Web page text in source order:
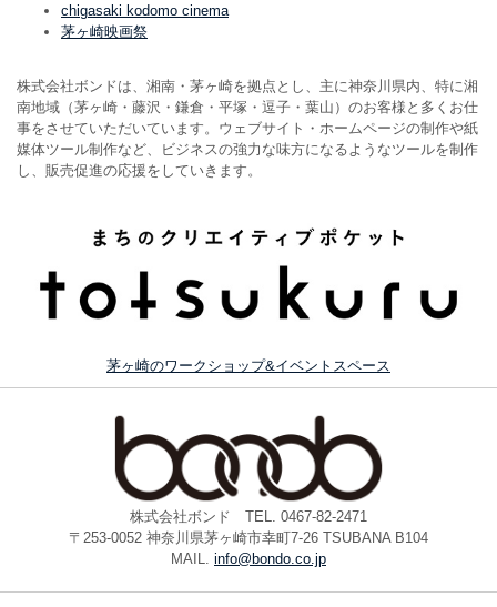
chigasaki kodomo cinema
茅ヶ崎映画祭
株式会社ボンドは、湘南・茅ヶ崎を拠点とし、主に神奈川県内、特に湘
南地域（茅ヶ崎・藤沢・鎌倉・平塚・逗子・葉山）のお客様と多くお仕
事をさせていただいています。ウェブサイト・ホームページの制作や紙
媒体ツール制作など、ビジネスの強力な味方になるようなツールを制作
し、販売促進の応援をしていきます。
茅ヶ崎のワークショップ&イベントスペース
株式会社ボンド TEL. 0467-82-2471
〒253-0052 神奈川県茅ヶ崎市幸町7-26 TSUBANA B104
MAIL. info@bondo.co.jp